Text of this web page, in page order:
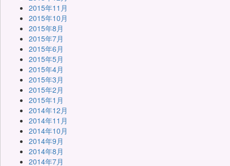
2015年11月
2015年10月
2015年8月
2015年7月
2015年6月
2015年5月
2015年4月
2015年3月
2015年2月
2015年1月
2014年12月
2014年11月
2014年10月
2014年9月
2014年8月
2014年7月